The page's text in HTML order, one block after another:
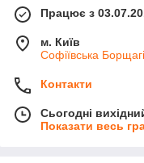
Працює з
м. Київ
Софіївська
Контакти
Сьогодні
Показати весь